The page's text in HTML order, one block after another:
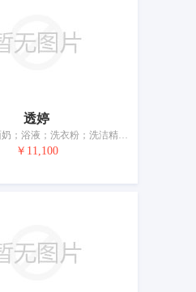
透婷
洗发液；洗面奶；浴液；洗衣粉；洗洁精；香精油；美容面膜；化妆品；牙膏；空气芳香剂
￥11,100